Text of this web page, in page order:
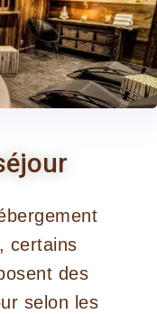
certains
des
selon les